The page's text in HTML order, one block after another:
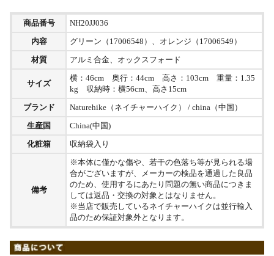
商品番号
NH20JJ036
内容
グリーン（17006548）、オレンジ（17006549）
材質
アルミ合金、オックスフォード
サイズ
横：46cm 奥行：44cm 高さ：103cm 重量：1.35
kg 収納時：横56cm、高さ15cm
ブランド
Naturehike（ネイチャーハイク） / china（中国）
生産国
China(中国)
化粧箱
収納袋入り
備考
※本体に僅かな傷や、若干の色落ち等が見られる場
合がございますが、メーカーの検品を通過した良品
のため、使用するにあたり問題の無い商品につきま
しては返品・交換の対象とはなりません。
※当店で販売しているネイチャーハイクは並行輸入
品のため保証対象外となります。